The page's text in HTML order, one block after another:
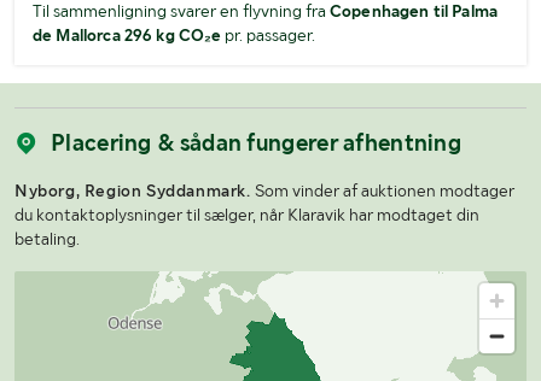
Til sammenligning svarer en flyvning fra Copenhagen til Palma
de Mallorca 296 kg CO₂e pr. passager.
Placering & sådan fungerer afhentning
Nyborg, Region Syddanmark. Som vinder af auktionen modtager
du kontaktoplysninger til sælger, når Klaravik har modtaget din
betaling.